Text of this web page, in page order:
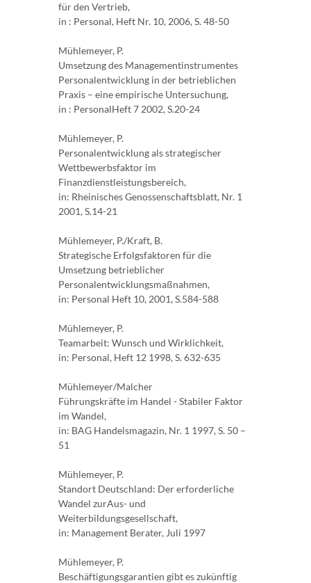
für den Vertrieb,
in : Personal, Heft Nr. 10, 2006, S. 48-50
Mühlemeyer, P.
Umsetzung des Managementinstrumentes
Personalentwicklung in der betrieblichen
Praxis – eine empirische Untersuchung,
in : PersonalHeft 7 2002, S.20-24
Mühlemeyer, P.
Personalentwicklung als strategischer
Wettbewerbsfaktor im
Finanzdienstleistungsbereich,
in: Rheinisches Genossenschaftsblatt, Nr. 1
2001, S.14-21
Mühlemeyer, P./Kraft, B.
Strategische Erfolgsfaktoren für die
Umsetzung betrieblicher
Personalentwicklungsmaßnahmen,
in: Personal Heft 10, 2001, S.584-588
Mühlemeyer, P.
Teamarbeit: Wunsch und Wirklichkeit,
in: Personal, Heft 12 1998, S. 632-635
Mühlemeyer/Malcher
Führungskräfte im Handel - Stabiler Faktor
im Wandel,
in: BAG Handelsmagazin, Nr. 1 1997, S. 50 –
51
Mühlemeyer, P.
Standort Deutschland: Der erforderliche
Wandel zurAus- und
Weiterbildungsgesellschaft,
in: Management Berater, Juli 1997
Mühlemeyer, P.
Beschäftigungsgarantien gibt es zukünftig